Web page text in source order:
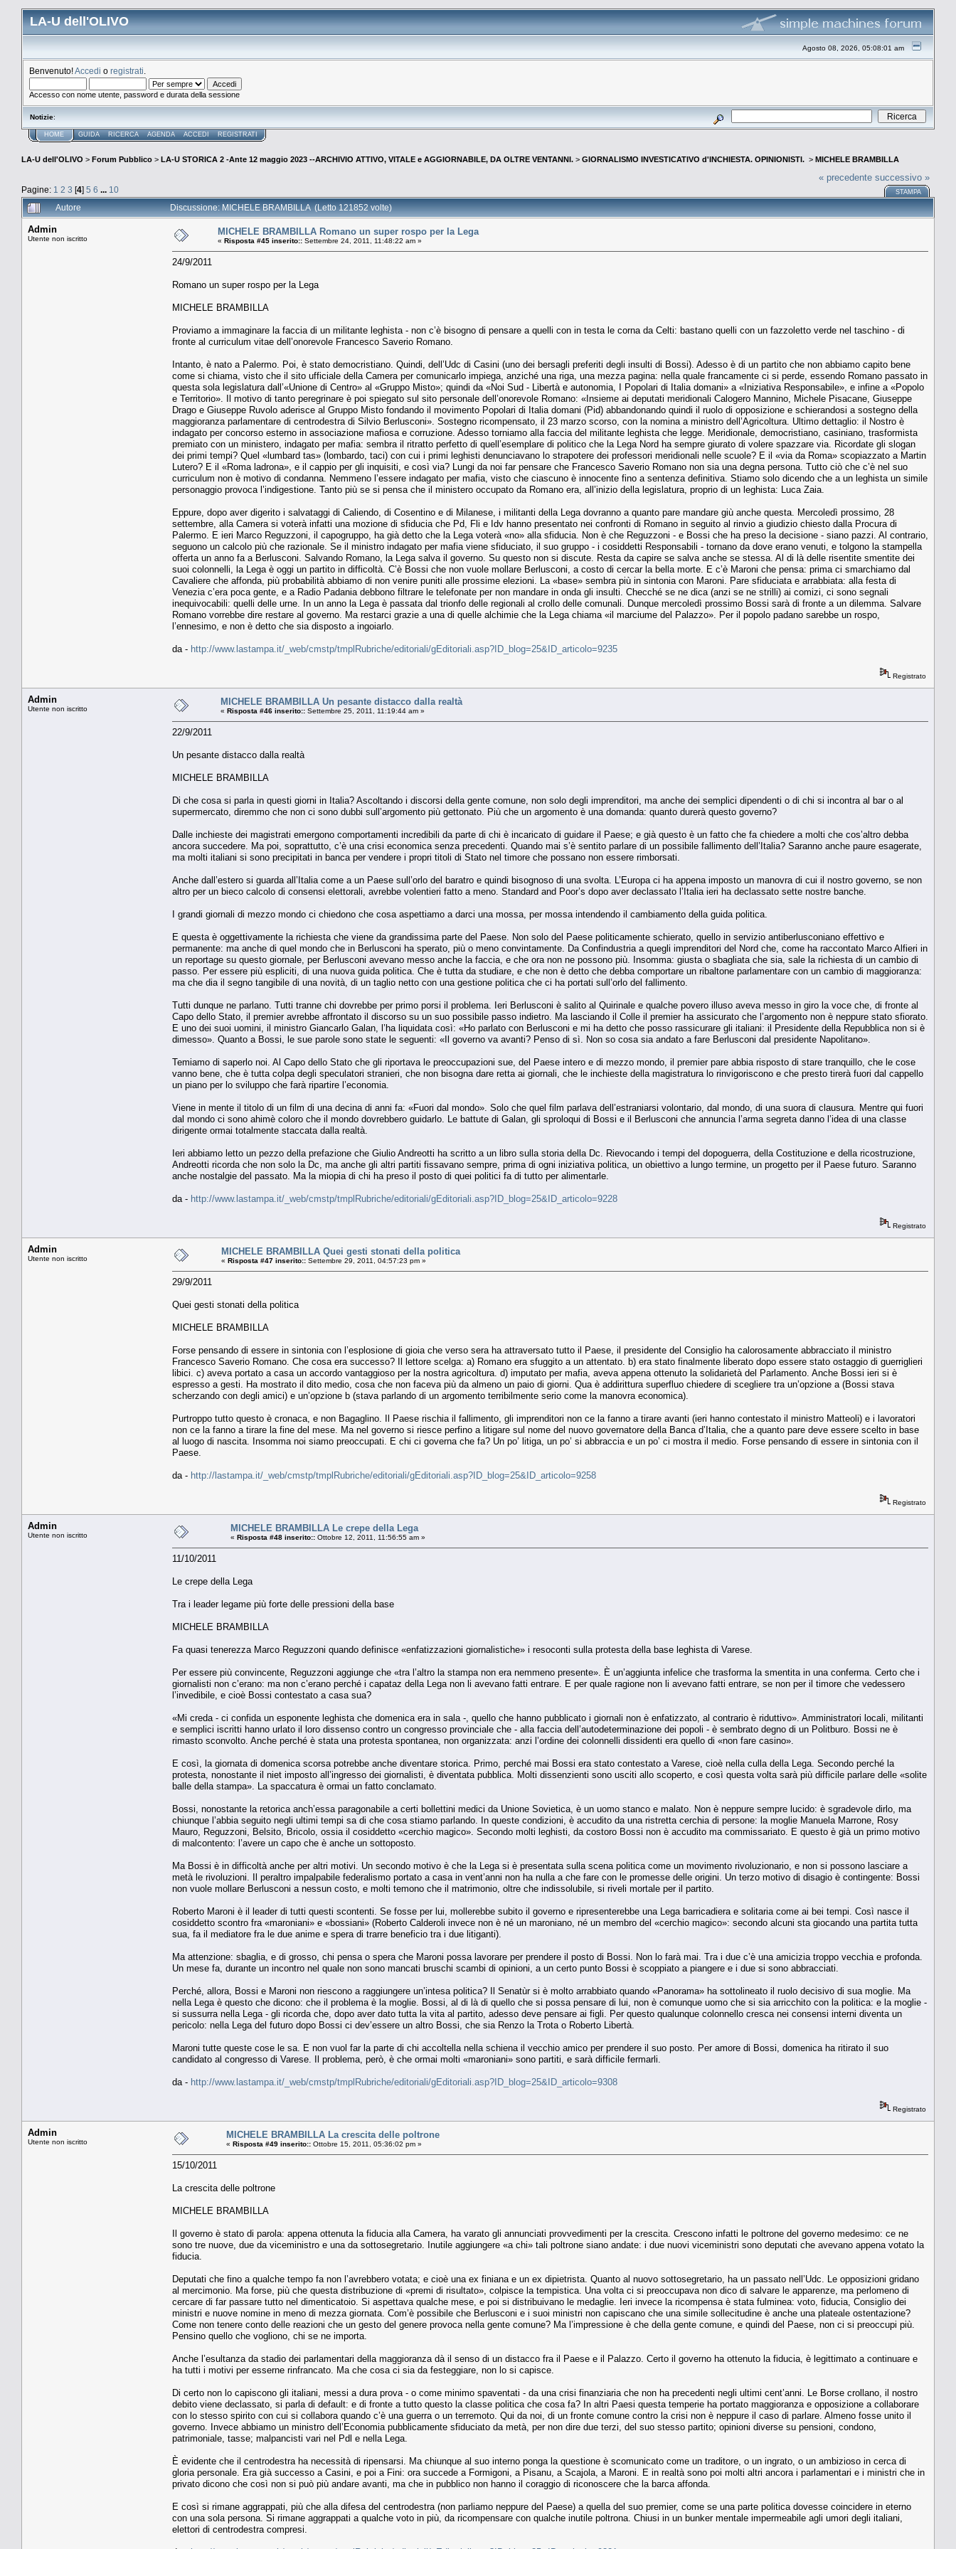
LA-U dell'OLIVO
Agosto 08, 2026, 05:08:01 am
Benvenuto!Accedi o registrati
Accesso con nome utente, password e durata della sessione
Notizie:
HOME GUIDA RICERCA AGENDA ACCEDI REGISTRATI
LA-U dell'OLIVO > Forum Pubblico > LA-U STORICA 2 -Ante 12 maggio 2023 --ARCHIVIO ATTIVO, VITALE e AGGIORNABILE, DA OLTRE VENTANNI. > GIORNALISMO INVESTICATIVO d'INCHIESTA. OPINIONISTI. > MICHELE BRAMBILLA
Pagine: 1 2 3 [4] 5 6 ... 10
« precedente successivo »
STAMPA
Autore Discussione: MICHELE BRAMBILLA (Letto 121852 volte)
Admin
Utente non iscritto
MICHELE BRAMBILLA Romano un super rospo per la Lega
« Risposta #45 inserito:: Settembre 24, 2011, 11:48:22 am »
24/9/2011
Romano un super rospo per la Lega
MICHELE BRAMBILLA
Proviamo a immaginare la faccia di un militante leghista - non c’è bisogno di pensare a quelli con in testa le corna da Celti: bastano quelli con un fazzoletto verde nel taschino - di
fronte al curriculum vitae dell’onorevole Francesco Saverio Romano.
Intanto, è nato a Palermo. Poi, è stato democristiano. Quindi, dell’Udc di Casini (uno dei bersagli preferiti degli insulti di Bossi). Adesso è di un partito che non abbiamo capito bene
come si chiama, visto che il sito ufficiale della Camera per comunicarlo impiega, anziché una riga, una mezza pagina: nella quale francamente ci si perde, essendo Romano passato in
questa sola legislatura dall’«Unione di Centro» al «Gruppo Misto»; quindi da «Noi Sud - Libertà e autonomia, I Popolari di Italia domani» a «Iniziativa Responsabile», e infine a «Popolo
e Territorio». Il motivo di tanto peregrinare è poi spiegato sul sito personale dell’onorevole Romano: «Insieme ai deputati meridionali Calogero Mannino, Michele Pisacane, Giuseppe
Drago e Giuseppe Ruvolo aderisce al Gruppo Misto fondando il movimento Popolari di Italia domani (Pid) abbandonando quindi il ruolo di opposizione e schierandosi a sostegno della
maggioranza parlamentare di centrodestra di Silvio Berlusconi». Sostegno ricompensato, il 23 marzo scorso, con la nomina a ministro dell’Agricoltura. Ultimo dettaglio: il Nostro è
indagato per concorso esterno in associazione mafiosa e corruzione. Adesso torniamo alla faccia del militante leghista che legge. Meridionale, democristiano, casiniano, trasformista
premiato con un ministero, indagato per mafia: sembra il ritratto perfetto di quell’esemplare di politico che la Lega Nord ha sempre giurato di volere spazzare via. Ricordate gli slogan
dei primi tempi? Quel «lumbard tas» (lombardo, taci) con cui i primi leghisti denunciavano lo strapotere dei professori meridionali nelle scuole? E il «via da Roma» scopiazzato a Martin
Lutero? E il «Roma ladrona», e il cappio per gli inquisiti, e così via? Lungi da noi far pensare che Francesco Saverio Romano non sia una degna persona. Tutto ciò che c’è nel suo
curriculum non è motivo di condanna. Nemmeno l’essere indagato per mafia, visto che ciascuno è innocente fino a sentenza definitiva. Stiamo solo dicendo che a un leghista un simile
personaggio provoca l’indigestione. Tanto più se si pensa che il ministero occupato da Romano era, all’inizio della legislatura, proprio di un leghista: Luca Zaia.
Eppure, dopo aver digerito i salvataggi di Caliendo, di Cosentino e di Milanese, i militanti della Lega dovranno a quanto pare mandare giù anche questa. Mercoledì prossimo, 28
settembre, alla Camera si voterà infatti una mozione di sfiducia che Pd, Fli e Idv hanno presentato nei confronti di Romano in seguito al rinvio a giudizio chiesto dalla Procura di
Palermo. E ieri Marco Reguzzoni, il capogruppo, ha già detto che la Lega voterà «no» alla sfiducia. Non è che Reguzzoni - e Bossi che ha preso la decisione - siano pazzi. Al contrario,
seguono un calcolo più che razionale. Se il ministro indagato per mafia viene sfiduciato, il suo gruppo - i cosiddetti Responsabili - tornano da dove erano venuti, e tolgono la stampella
offerta un anno fa a Berlusconi. Salvando Romano, la Lega salva il governo. Su questo non si discute. Resta da capire se salva anche se stessa. Al di là delle risentite smentite dei
suoi colonnelli, la Lega è oggi un partito in difficoltà. C’è Bossi che non vuole mollare Berlusconi, a costo di cercar la bella morte. E c’è Maroni che pensa: prima ci smarchiamo dal
Cavaliere che affonda, più probabilità abbiamo di non venire puniti alle prossime elezioni. La «base» sembra più in sintonia con Maroni. Pare sfiduciata e arrabbiata: alla festa di
Venezia c’era poca gente, e a Radio Padania debbono filtrare le telefonate per non mandare in onda gli insulti. Checché se ne dica (anzi se ne strilli) ai comizi, ci sono segnali
inequivocabili: quelli delle urne. In un anno la Lega è passata dal trionfo delle regionali al crollo delle comunali. Dunque mercoledì prossimo Bossi sarà di fronte a un dilemma. Salvare
Romano vorrebbe dire restare al governo. Ma restarci grazie a una di quelle alchimie che la Lega chiama «il marciume del Palazzo». Per il popolo padano sarebbe un rospo,
l’ennesimo, e non è detto che sia disposto a ingoiarlo.
da - http://www.lastampa.it/_web/cmstp/tmplRubriche/editoriali/gEditoriali.asp?ID_blog=25&ID_articolo=9235
Registrato
Admin
Utente non iscritto
MICHELE BRAMBILLA Un pesante distacco dalla realtà
« Risposta #46 inserito:: Settembre 25, 2011, 11:19:44 am »
22/9/2011
Un pesante distacco dalla realtà
MICHELE BRAMBILLA
Di che cosa si parla in questi giorni in Italia? Ascoltando i discorsi della gente comune, non solo degli imprenditori, ma anche dei semplici dipendenti o di chi si incontra al bar o al
supermercato, diremmo che non ci sono dubbi sull’argomento più gettonato. Più che un argomento è una domanda: quanto durerà questo governo?
Dalle inchieste dei magistrati emergono comportamenti incredibili da parte di chi è incaricato di guidare il Paese; e già questo è un fatto che fa chiedere a molti che cos’altro debba
ancora succedere. Ma poi, soprattutto, c’è una crisi economica senza precedenti. Quando mai s’è sentito parlare di un possibile fallimento dell’Italia? Saranno anche paure esagerate,
ma molti italiani si sono precipitati in banca per vendere i propri titoli di Stato nel timore che possano non essere rimborsati.
Anche dall’estero si guarda all’Italia come a un Paese sull’orlo del baratro e quindi bisognoso di una svolta. L’Europa ci ha appena imposto un manovra di cui il nostro governo, se non
altro per un bieco calcolo di consensi elettorali, avrebbe volentieri fatto a meno. Standard and Poor’s dopo aver declassato l’Italia ieri ha declassato sette nostre banche.
I grandi giornali di mezzo mondo ci chiedono che cosa aspettiamo a darci una mossa, per mossa intendendo il cambiamento della guida politica.
E questa è oggettivamente la richiesta che viene da grandissima parte del Paese. Non solo del Paese politicamente schierato, quello in servizio antiberlusconiano effettivo e
permanente: ma anche di quel mondo che in Berlusconi ha sperato, più o meno convintamente. Da Confindustria a quegli imprenditori del Nord che, come ha raccontato Marco Alfieri in
un reportage su questo giornale, per Berlusconi avevano messo anche la faccia, e che ora non ne possono più. Insomma: giusta o sbagliata che sia, sale la richiesta di un cambio di
passo. Per essere più espliciti, di una nuova guida politica. Che è tutta da studiare, e che non è detto che debba comportare un ribaltone parlamentare con un cambio di maggioranza:
ma che dia il segno tangibile di una novità, di un taglio netto con una gestione politica che ci ha portati sull’orlo del fallimento.
Tutti dunque ne parlano. Tutti tranne chi dovrebbe per primo porsi il problema. Ieri Berlusconi è salito al Quirinale e qualche povero illuso aveva messo in giro la voce che, di fronte al
Capo dello Stato, il premier avrebbe affrontato il discorso su un suo possibile passo indietro. Ma lasciando il Colle il premier ha assicurato che l’argomento non è neppure stato sfiorato.
E uno dei suoi uomini, il ministro Giancarlo Galan, l’ha liquidata così: «Ho parlato con Berlusconi e mi ha detto che posso rassicurare gli italiani: il Presidente della Repubblica non si è
dimesso». Quanto a Bossi, le sue parole sono state le seguenti: «Il governo va avanti? Penso di sì. Non so cosa sia andato a fare Berlusconi dal presidente Napolitano».
Temiamo di saperlo noi. Al Capo dello Stato che gli riportava le preoccupazioni sue, del Paese intero e di mezzo mondo, il premier pare abbia risposto di stare tranquillo, che le cose
vanno bene, che è tutta colpa degli speculatori stranieri, che non bisogna dare retta ai giornali, che le inchieste della magistratura lo rinvigoriscono e che presto tirerà fuori dal cappello
un piano per lo sviluppo che farà ripartire l’economia.
Viene in mente il titolo di un film di una decina di anni fa: «Fuori dal mondo». Solo che quel film parlava dell’estraniarsi volontario, dal mondo, di una suora di clausura. Mentre qui fuori
dal mondo ci sono ahimè coloro che il mondo dovrebbero guidarlo. Le battute di Galan, gli sproloqui di Bossi e il Berlusconi che annuncia l’arma segreta danno l’idea di una classe
dirigente ormai totalmente staccata dalla realtà.
Ieri abbiamo letto un pezzo della prefazione che Giulio Andreotti ha scritto a un libro sulla storia della Dc. Rievocando i tempi del dopoguerra, della Costituzione e della ricostruzione,
Andreotti ricorda che non solo la Dc, ma anche gli altri partiti fissavano sempre, prima di ogni iniziativa politica, un obiettivo a lungo termine, un progetto per il Paese futuro. Saranno
anche nostalgie del passato. Ma la miopia di chi ha preso il posto di quei politici fa di tutto per alimentarle.
da - http://www.lastampa.it/_web/cmstp/tmplRubriche/editoriali/gEditoriali.asp?ID_blog=25&ID_articolo=9228
Registrato
Admin
Utente non iscritto
MICHELE BRAMBILLA Quei gesti stonati della politica
« Risposta #47 inserito:: Settembre 29, 2011, 04:57:23 pm »
29/9/2011
Quei gesti stonati della politica
MICHELE BRAMBILLA
Forse pensando di essere in sintonia con l’esplosione di gioia che verso sera ha attraversato tutto il Paese, il presidente del Consiglio ha calorosamente abbracciato il ministro
Francesco Saverio Romano. Che cosa era successo? Il lettore scelga: a) Romano era sfuggito a un attentato. b) era stato finalmente liberato dopo essere stato ostaggio di guerriglieri
libici. c) aveva portato a casa un accordo vantaggioso per la nostra agricoltura. d) imputato per mafia, aveva appena ottenuto la solidarietà del Parlamento. Anche Bossi ieri si è
espresso a gesti. Ha mostrato il dito medio, cosa che non faceva più da almeno un paio di giorni. Qua è addirittura superfluo chiedere di scegliere tra un’opzione a (Bossi stava
scherzando con degli amici) e un’opzione b (stava parlando di un argomento terribilmente serio come la manovra economica).
Purtroppo tutto questo è cronaca, e non Bagaglino. Il Paese rischia il fallimento, gli imprenditori non ce la fanno a tirare avanti (ieri hanno contestato il ministro Matteoli) e i lavoratori
non ce la fanno a tirare la fine del mese. Ma nel governo si riesce perfino a litigare sul nome del nuovo governatore della Banca d’Italia, che a quanto pare deve essere scelto in base
al luogo di nascita. Insomma noi siamo preoccupati. E chi ci governa che fa? Un po’ litiga, un po’ si abbraccia e un po’ ci mostra il medio. Forse pensando di essere in sintonia con il
Paese.
da - http://lastampa.it/_web/cmstp/tmplRubriche/editoriali/gEditoriali.asp?ID_blog=25&ID_articolo=9258
Registrato
Admin
Utente non iscritto
MICHELE BRAMBILLA Le crepe della Lega
« Risposta #48 inserito:: Ottobre 12, 2011, 11:56:55 am »
11/10/2011
Le crepe della Lega
Tra i leader legame più forte delle pressioni della base
MICHELE BRAMBILLA
Fa quasi tenerezza Marco Reguzzoni quando definisce «enfatizzazioni giornalistiche» i resoconti sulla protesta della base leghista di Varese.
Per essere più convincente, Reguzzoni aggiunge che «tra l’altro la stampa non era nemmeno presente». È un’aggiunta infelice che trasforma la smentita in una conferma. Certo che i
giornalisti non c’erano: ma non c’erano perché i capataz della Lega non li avevano fatti entrare. E per quale ragione non li avevano fatti entrare, se non per il timore che vedessero
l’invedibile, e cioè Bossi contestato a casa sua?
«Mi creda - ci confida un esponente leghista che domenica era in sala -, quello che hanno pubblicato i giornali non è enfatizzato, al contrario è riduttivo». Amministratori locali, militanti
e semplici iscritti hanno urlato il loro dissenso contro un congresso provinciale che - alla faccia dell’autodeterminazione dei popoli - è sembrato degno di un Politburo. Bossi ne è
rimasto sconvolto. Anche perché è stata una protesta spontanea, non organizzata: anzi l’ordine dei colonnelli dissidenti era quello di «non fare casino».
E così, la giornata di domenica scorsa potrebbe anche diventare storica. Primo, perché mai Bossi era stato contestato a Varese, cioè nella culla della Lega. Secondo perché la
protesta, nonostante il niet imposto all’ingresso dei giornalisti, è diventata pubblica. Molti dissenzienti sono usciti allo scoperto, e così questa volta sarà più difficile parlare delle «solite
balle della stampa». La spaccatura è ormai un fatto conclamato.
Bossi, nonostante la retorica anch’essa paragonabile a certi bollettini medici da Unione Sovietica, è un uomo stanco e malato. Non è neppure sempre lucido: è sgradevole dirlo, ma
chiunque l’abbia seguito negli ultimi tempi sa di che cosa stiamo parlando. In queste condizioni, è accudito da una ristretta cerchia di persone: la moglie Manuela Marrone, Rosy
Mauro, Reguzzoni, Belsito, Bricolo, ossia il cosiddetto «cerchio magico». Secondo molti leghisti, da costoro Bossi non è accudito ma commissariato. E questo è già un primo motivo
di malcontento: l’avere un capo che è anche un sottoposto.
Ma Bossi è in difficoltà anche per altri motivi. Un secondo motivo è che la Lega si è presentata sulla scena politica come un movimento rivoluzionario, e non si possono lasciare a
metà le rivoluzioni. Il peraltro impalpabile federalismo portato a casa in vent’anni non ha nulla a che fare con le promesse delle origini. Un terzo motivo di disagio è contingente: Bossi
non vuole mollare Berlusconi a nessun costo, e molti temono che il matrimonio, oltre che indissolubile, si riveli mortale per il partito.
Roberto Maroni è il leader di tutti questi scontenti. Se fosse per lui, mollerebbe subito il governo e ripresenterebbe una Lega barricadiera e solitaria come ai bei tempi. Così nasce il
cosiddetto scontro fra «maroniani» e «bossiani» (Roberto Calderoli invece non è né un maroniano, né un membro del «cerchio magico»: secondo alcuni sta giocando una partita tutta
sua, fa il mediatore fra le due anime e spera di trarre beneficio tra i due litiganti).
Ma attenzione: sbaglia, e di grosso, chi pensa o spera che Maroni possa lavorare per prendere il posto di Bossi. Non lo farà mai. Tra i due c’è una amicizia troppo vecchia e profonda.
Un mese fa, durante un incontro nel quale non sono mancati bruschi scambi di opinioni, a un certo punto Bossi è scoppiato a piangere e i due si sono abbracciati.
Perché, allora, Bossi e Maroni non riescono a raggiungere un’intesa politica? Il Senatùr si è molto arrabbiato quando «Panorama» ha sottolineato il ruolo decisivo di sua moglie. Ma
nella Lega è questo che dicono: che il problema è la moglie. Bossi, al di là di quello che si possa pensare di lui, non è comunque uomo che si sia arricchito con la politica: e la moglie -
si sussurra nella Lega - gli ricorda che, dopo aver dato tutta la vita al partito, adesso deve pensare ai figli. Per questo qualunque colonnello cresca nei consensi interni diventa un
pericolo: nella Lega del futuro dopo Bossi ci dev’essere un altro Bossi, che sia Renzo la Trota o Roberto Libertà.
Maroni tutte queste cose le sa. E non vuol far la parte di chi accoltella nella schiena il vecchio amico per prendere il suo posto. Per amore di Bossi, domenica ha ritirato il suo
candidato al congresso di Varese. Il problema, però, è che ormai molti «maroniani» sono partiti, e sarà difficile fermarli.
da - http://www.lastampa.it/_web/cmstp/tmplRubriche/editoriali/gEditoriali.asp?ID_blog=25&ID_articolo=9308
Registrato
Admin
Utente non iscritto
MICHELE BRAMBILLA La crescita delle poltrone
« Risposta #49 inserito:: Ottobre 15, 2011, 05:36:02 pm »
15/10/2011
La crescita delle poltrone
MICHELE BRAMBILLA
Il governo è stato di parola: appena ottenuta la fiducia alla Camera, ha varato gli annunciati provvedimenti per la crescita. Crescono infatti le poltrone del governo medesimo: ce ne
sono tre nuove, due da viceministro e una da sottosegretario. Inutile aggiungere «a chi» tali poltrone siano andate: i due nuovi viceministri sono deputati che avevano appena votato la
fiducia.
Deputati che fino a qualche tempo fa non l’avrebbero votata; e cioè una ex finiana e un ex dipietrista. Quanto al nuovo sottosegretario, ha un passato nell’Udc. Le opposizioni gridano
al mercimonio. Ma forse, più che questa distribuzione di «premi di risultato», colpisce la tempistica. Una volta ci si preoccupava non dico di salvare le apparenze, ma perlomeno di
cercare di far passare tutto nel dimenticatoio. Si aspettava qualche mese, e poi si distribuivano le medaglie. Ieri invece la ricompensa è stata fulminea: voto, fiducia, Consiglio dei
ministri e nuove nomine in meno di mezza giornata. Com’è possibile che Berlusconi e i suoi ministri non capiscano che una simile sollecitudine è anche una plateale ostentazione?
Come non tenere conto delle reazioni che un gesto del genere provoca nella gente comune? Ma l’impressione è che della gente comune, e quindi del Paese, non ci si preoccupi più.
Pensino quello che vogliono, chi se ne importa.
Anche l’esultanza da stadio dei parlamentari della maggioranza dà il senso di un distacco fra il Paese e il Palazzo. Certo il governo ha ottenuto la fiducia, è legittimato a continuare e
ha tutti i motivi per esserne rinfrancato. Ma che cosa ci sia da festeggiare, non lo si capisce.
Di certo non lo capiscono gli italiani, messi a dura prova - o come minimo spaventati - da una crisi finanziaria che non ha precedenti negli ultimi cent’anni. Le Borse crollano, il nostro
debito viene declassato, si parla di default: e di fronte a tutto questo la classe politica che cosa fa? In altri Paesi questa temperie ha portato maggioranza e opposizione a collaborare
con lo stesso spirito con cui si collabora quando c’è una guerra o un terremoto. Qui da noi, di un fronte comune contro la crisi non è neppure il caso di parlare. Almeno fosse unito il
governo. Invece abbiamo un ministro dell’Economia pubblicamente sfiduciato da metà, per non dire due terzi, del suo stesso partito; opinioni diverse su pensioni, condono,
patrimoniale, tasse; malpancisti vari nel Pdl e nella Lega.
È evidente che il centrodestra ha necessità di ripensarsi. Ma chiunque al suo interno ponga la questione è scomunicato come un traditore, o un ingrato, o un ambizioso in cerca di
gloria personale. Era già successo a Casini, e poi a Fini: ora succede a Formigoni, a Pisanu, a Scajola, a Maroni. E in realtà sono poi molti altri ancora i parlamentari e i ministri che in
privato dicono che così non si può più andare avanti, ma che in pubblico non hanno il coraggio di riconoscere che la barca affonda.
E così si rimane aggrappati, più che alla difesa del centrodestra (non parliamo neppure del Paese) a quella del suo premier, come se una parte politica dovesse coincidere in eterno
con una sola persona. Si rimane aggrappati a qualche voto in più, da ricompensare con qualche inutile poltrona. Chiusi in un bunker mentale impermeabile agli umori degli italiani,
elettori di centrodestra compresi.